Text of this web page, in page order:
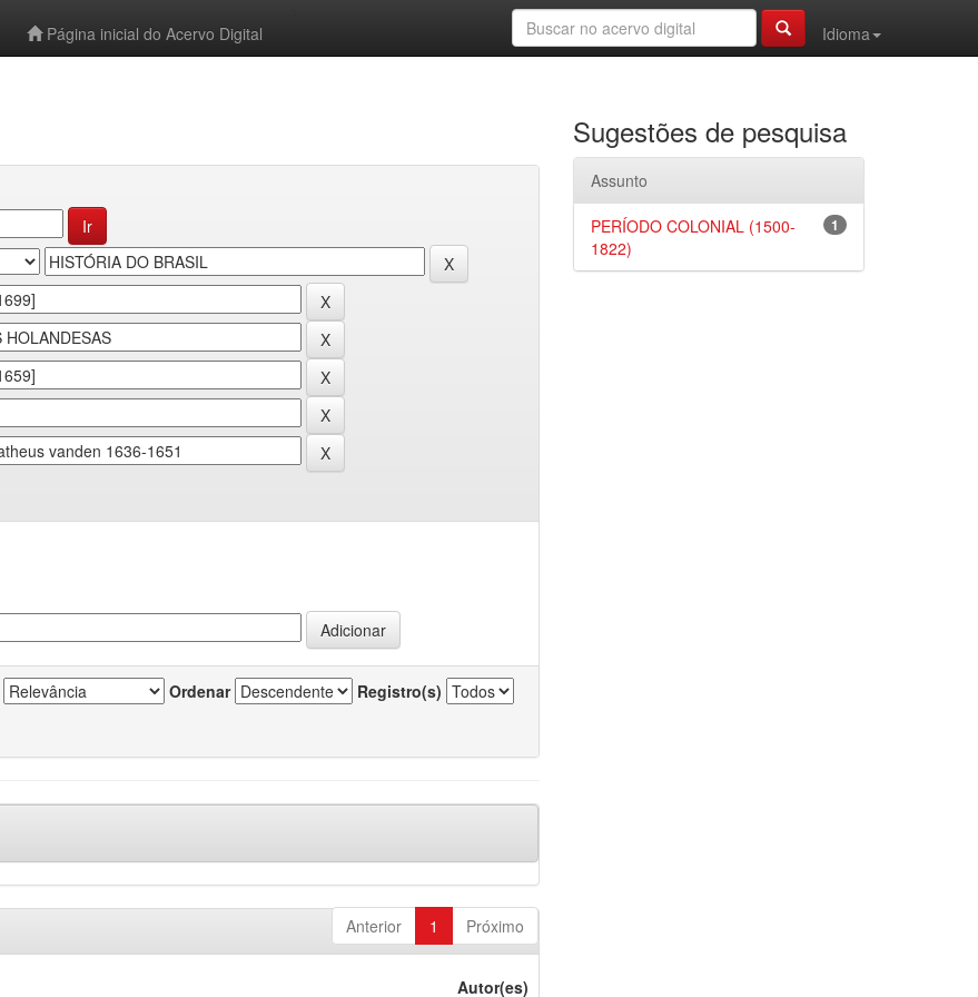
Página inicial do Acervo Digital
Idioma
Ordenar Registro(s)
Anterior 1 Próximo
Autor(es)
Sugestões de pesquisa
Assunto
1
PERÍODO COLONIAL (1500-
1822)